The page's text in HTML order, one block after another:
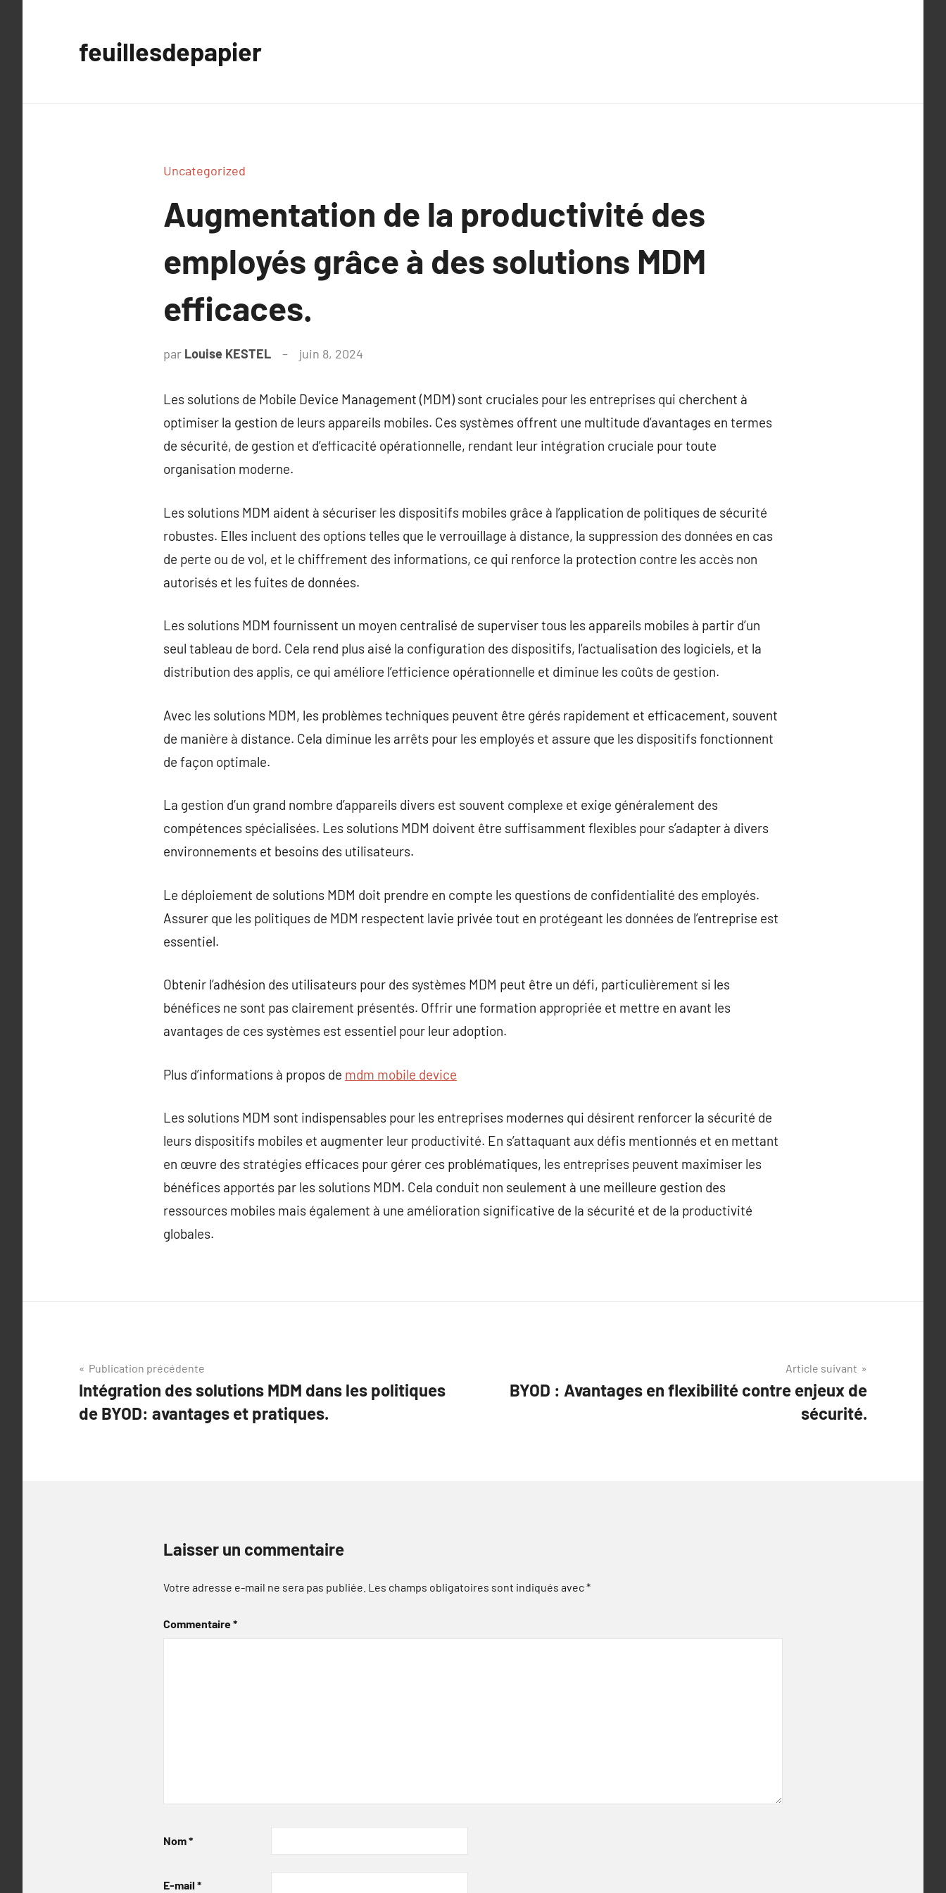
feuillesdepapier
Uncategorized
Augmentation de la productivité des
employés grâce à des solutions MDM
efficaces.
par Louise KESTEL juin 8, 2024
Les solutions de Mobile Device Management (MDM) sont cruciales pour les entreprises qui cherchent à
optimiser la gestion de leurs appareils mobiles. Ces systèmes offrent une multitude d’avantages en termes
de sécurité, de gestion et d’efficacité opérationnelle, rendant leur intégration cruciale pour toute
organisation moderne.
Les solutions MDM aident à sécuriser les dispositifs mobiles grâce à l’application de politiques de sécurité
robustes. Elles incluent des options telles que le verrouillage à distance, la suppression des données en cas
de perte ou de vol, et le chiffrement des informations, ce qui renforce la protection contre les accès non
autorisés et les fuites de données.
Les solutions MDM fournissent un moyen centralisé de superviser tous les appareils mobiles à partir d’un
seul tableau de bord. Cela rend plus aisé la configuration des dispositifs, l’actualisation des logiciels, et la
distribution des applis, ce qui améliore l’efficience opérationnelle et diminue les coûts de gestion.
Avec les solutions MDM, les problèmes techniques peuvent être gérés rapidement et efficacement, souvent
de manière à distance. Cela diminue les arrêts pour les employés et assure que les dispositifs fonctionnent
de façon optimale.
La gestion d’un grand nombre d’appareils divers est souvent complexe et exige généralement des
compétences spécialisées. Les solutions MDM doivent être suffisamment flexibles pour s’adapter à divers
environnements et besoins des utilisateurs.
Le déploiement de solutions MDM doit prendre en compte les questions de confidentialité des employés.
Assurer que les politiques de MDM respectent lavie privée tout en protégeant les données de l’entreprise est
essentiel.
Obtenir l’adhésion des utilisateurs pour des systèmes MDM peut être un défi, particulièrement si les
bénéfices ne sont pas clairement présentés. Offrir une formation appropriée et mettre en avant les
avantages de ces systèmes est essentiel pour leur adoption.
Plus d’informations à propos de mdm mobile device
Les solutions MDM sont indispensables pour les entreprises modernes qui désirent renforcer la sécurité de
leurs dispositifs mobiles et augmenter leur productivité. En s’attaquant aux défis mentionnés et en mettant
en œuvre des stratégies efficaces pour gérer ces problématiques, les entreprises peuvent maximiser les
bénéfices apportés par les solutions MDM. Cela conduit non seulement à une meilleure gestion des
ressources mobiles mais également à une amélioration significative de la sécurité et de la productivité
globales.
Navigation
de
l’article
Publication précédente
Intégration des solutions MDM dans les politiques
de BYOD: avantages et pratiques.
Article suivant
BYOD : Avantages en flexibilité contre enjeux de
sécurité.
Laisser un commentaire
Votre adresse e-mail ne sera pas publiée. Les champs obligatoires sont indiqués avec*
Commentaire*
Nom*
E-mail *